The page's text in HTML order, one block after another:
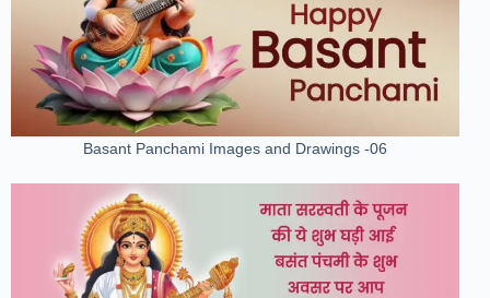
Basant Panchami Images and Drawings -06